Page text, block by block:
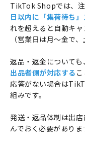
TikTok Shopでは、
日以内に「集荷待ち
れを超えると自動キ
（営業日は月〜金で
返品・返金について
出品者側が対応する
応答がない場合は
組みです。
発送・返品体制は出
んでおく必要がありま